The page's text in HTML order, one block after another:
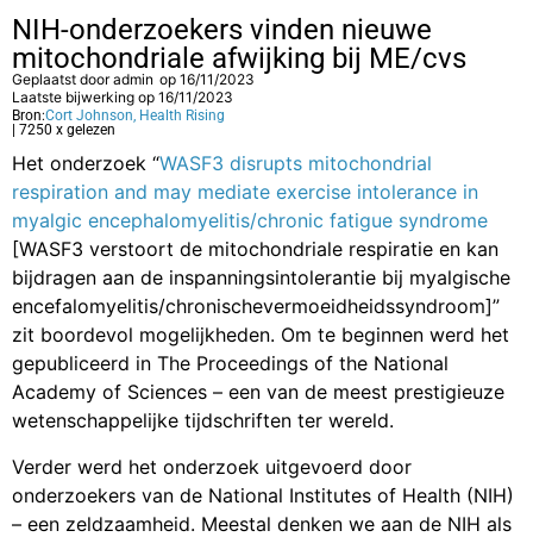
NIH-onderzoekers vinden nieuwe
mitochondriale afwijking bij ME/cvs
Geplaatst dooradmin op 16/11/2023
Laatste bijwerking op 16/11/2023
Bron:Cort Johnson, Health Rising
| 7250 x gelezen
Het onderzoek “WASF3 disrupts mitochondrial
respiration and may mediate exercise intolerance in
myalgic encephalomyelitis/chronic fatigue syndrome
[WASF3 verstoort de mitochondriale respiratie en kan
bijdragen aan de inspanningsintolerantie bij myalgische
encefalomyelitis/chronischevermoeidheidssyndroom]”
zit boordevol mogelijkheden. Om te beginnen werd het
gepubliceerd in The Proceedings of the National
Academy of Sciences – een van de meest prestigieuze
wetenschappelijke tijdschriften ter wereld.
Verder werd het onderzoek uitgevoerd door
onderzoekers van de National Institutes of Health (NIH)
– een zeldzaamheid. Meestal denken we aan de NIH als